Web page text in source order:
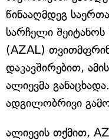
წინააღმდეგ
სარჩელი შეიტანოს
(AZAL)
დაკავშირებით,
ალიევმა
ადგილობრივი
ალიევის თქმით,